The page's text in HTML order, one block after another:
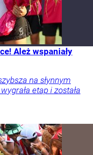
Ależ wspaniały
na słynnym
etap i została